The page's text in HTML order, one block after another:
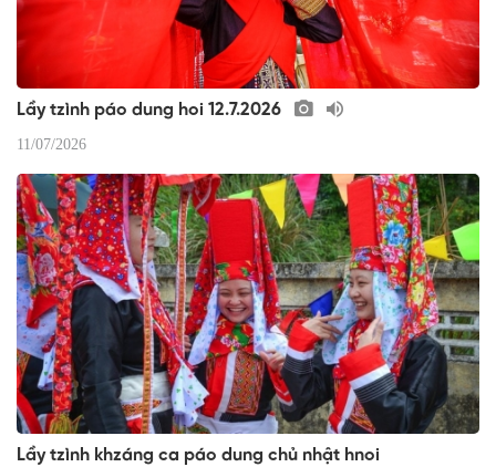
Lầy tzình páo dung hoi 12.7.2026
11/07/2026
Lầy tzình khzáng ca páo dung chủ nhật hnoi